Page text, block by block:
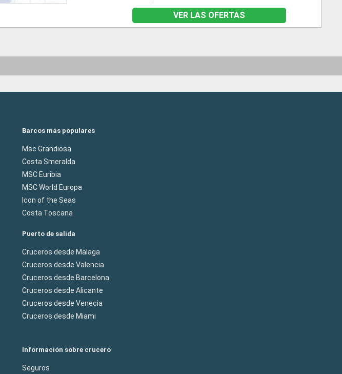
VER LAS OFERTAS
Barcos más populares
Msc Grandiosa
Costa Smeralda
MSC Euribia
MSC World Europa
Icon of the Seas
Costa Toscana
Puerto de salida
Cruceros desde Malaga
Cruceros desde Valencia
Cruceros desde Barcelona
Cruceros desde Alicante
Cruceros desde Venecia
Cruceros desde Miami
Información sobre crucero
Seguros